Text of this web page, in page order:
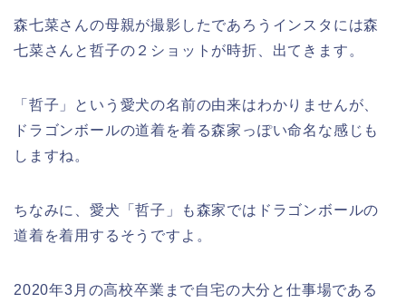
森七菜さんの母親が撮影したであろうインスタには森
七菜さんと哲子の２ショットが時折、出てきます。
「哲子」という愛犬の名前の由来はわかりませんが、
ドラゴンボールの道着を着る森家っぽい命名な感じ も
しますね。
ちなみに、愛犬「哲子」も森家ではドラゴンボールの
道着を着用するそうですよ。
2020年3月の高校卒業まで自宅の大分と仕事場である